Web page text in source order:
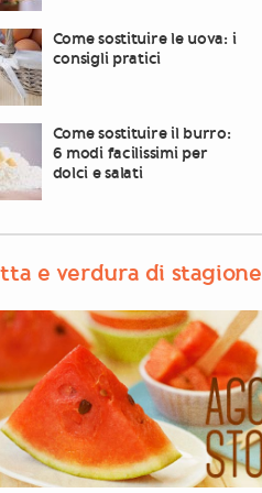
Come sostituire le uova: i
consigli pratici
Come sostituire il burro:
6 modi facilissimi per
dolci e salati
e verdura di stagione